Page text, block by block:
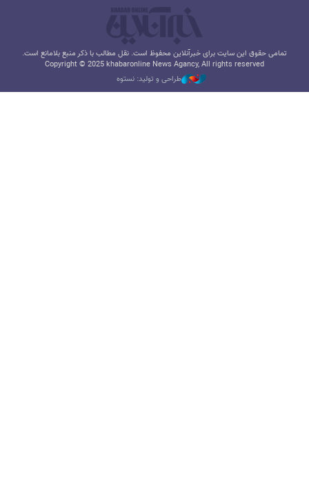
تمامی حقوق این سایت برای خبرآنلاین محفوظ است. نقل مطالب با ذکر منبع بلامانع است.
Copyright © 2025 khabaronline News Agancy, All rights reserved
طراحی و تولید: نستوه